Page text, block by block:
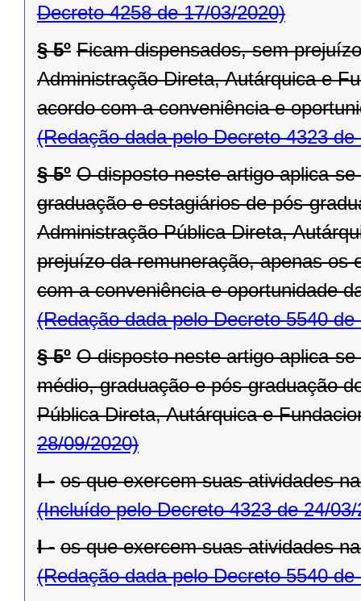
Decreto 4258 de 17/03/2020)
§ 5º Ficam dispensados, sem
Administração Direta, Autárquica e
acordo com a conveniência e
(Redação dada pelo Decreto 4323 de
§ 5º O disposto neste artigo aplica-
graduação e estagiários de pós-
Administração Pública Direta,
prejuízo da remuneração, apenas os
com a conveniência e oportunidade
(Redação dada pelo Decreto 5540 de
§ 5º O disposto neste artigo aplica-
médio, graduação e pós-graduação
Pública Direta, Autárquica e
28/09/2020)
I - os que exercem suas atividades
(Incluído pelo Decreto 4323 de 24/
I - os que exercem suas atividades
(Redação dada pelo Decreto 5540 de